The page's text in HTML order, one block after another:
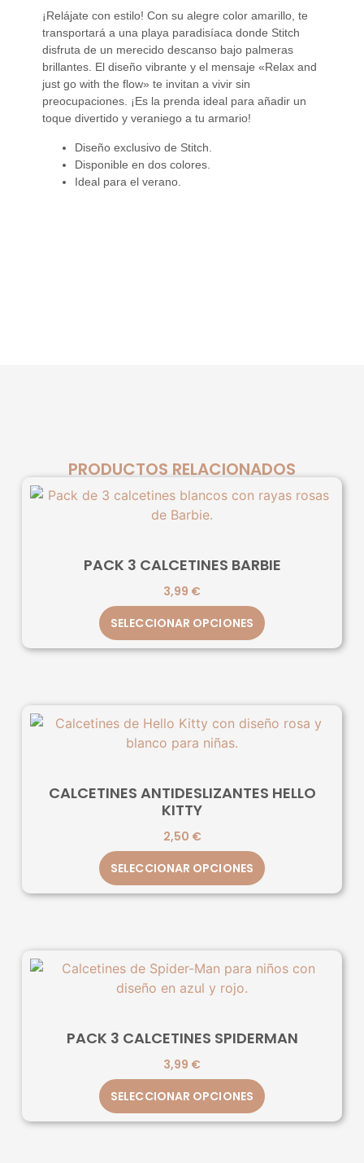
¡Relájate con estilo! Con su alegre color amarillo, te
transportará a una playa paradisíaca donde Stitch
disfruta de un merecido descanso bajo palmeras
brillantes. El diseño vibrante y el mensaje «Relax and
just go with the flow» te invitan a vivir sin
preocupaciones. ¡Es la prenda ideal para añadir un
toque divertido y veraniego a tu armario!
Diseño exclusivo de Stitch.
Disponible en dos colores.
Ideal para el verano.
PRODUCTOS RELACIONADOS
PACK 3 CALCETINES BARBIE
3,99 €
SELECCIONAR OPCIONES
CALCETINES ANTIDESLIZANTES HELLO
KITTY
2,50 €
SELECCIONAR OPCIONES
PACK 3 CALCETINES SPIDERMAN
3,99 €
SELECCIONAR OPCIONES